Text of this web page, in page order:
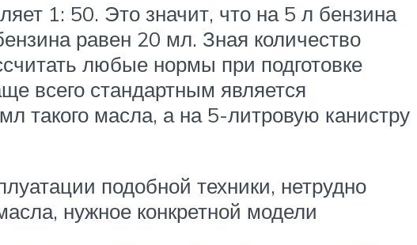
1: 50. Это значит, что на 5 л бензина
равен 20 мл. Зная количество
любые нормы при подготовке
всего стандартным является
такого масла, а на 5-литровую канистру
подобной техники, нетрудно
нужное конкретной модели